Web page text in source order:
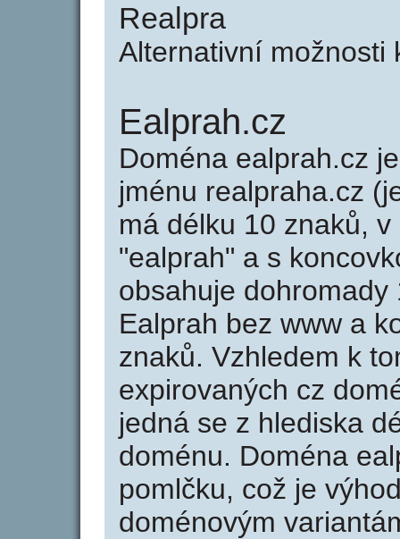
Realpra
Alternativní
Ealprah.cz
Doména ealprah.cz
jménu realpraha.cz
má délku 10 znaků,
"ealprah" a s
obsahuje
Ealprah bez www a
znaků. Vzhledem k
expirovaných cz
jedná se z hlediska
doménu. Doména
pomlčku, což je
doménovým